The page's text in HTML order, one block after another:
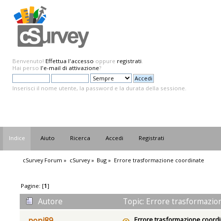
Benvenuto! Effettua l'accesso oppure registrati.
Hai perso l'e-mail di attivazione?
Inserisci il nome utente, la password e la durata della sessione.
Indice Aiuto Ricerca Accedi Registrati
cSurvey Forum » cSurvey» Bug » Errore trasformazione coordinate
Pagine: [1]
Autore
Topic: Errore